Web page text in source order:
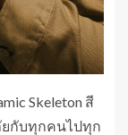
Skeleton สี
กับทุกคนไปทุก